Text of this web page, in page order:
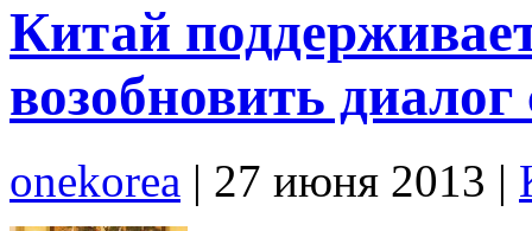
Китай
возобновить
onekorea | 27 июня 2013 |